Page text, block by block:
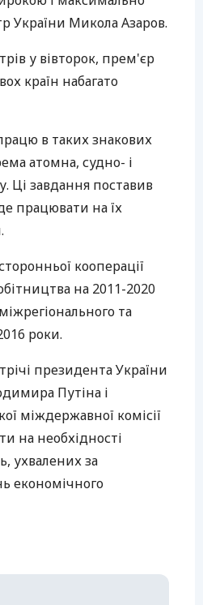
РЕЙТИНГ ДЕБЕТОВИХ
ЩОМІСЯЧНИЙ ОГЛЯД
КЕШБЕКУ
БАНКІВСЬКИХ КАРТКАХ
України Микола Азаров.
у вівторок, прем'єр
країн набагато
в таких знакових
атомна, судно- і
Ці завдання поставив
працювати на їх
кооперації
на 2011-2020
та
роки.
президента України
Путіна і
міждержавної комісії
на необхідності
ухвалених за
економічного